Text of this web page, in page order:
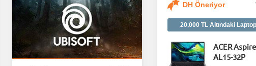
DH Öneriyor
20.000 TL Altındaki
ACER
AL15-32P